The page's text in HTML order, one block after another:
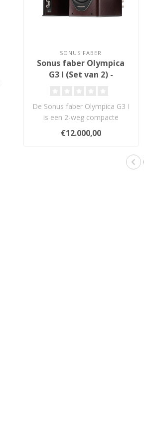
SONUS FABER
Sonus faber Olympica
G3 I (Set van 2) -
De Sonus faber Olympica G3 I
is een 2-weg compacte
luidspreker met 1,1-inch
Damp..
€12.000,00